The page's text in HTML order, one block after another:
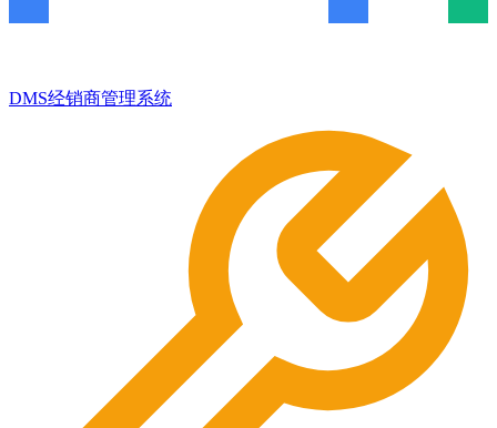
DMS经销商管理系统